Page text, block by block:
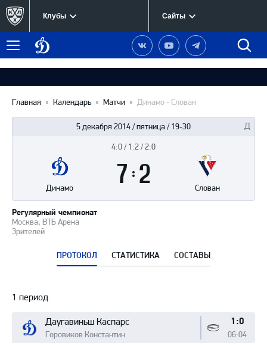
Клубы Сайты
Меню
Динамо
Москва
Наша
группа
Вконтакте
Наш
канал
YouTube
Наш
канал
Telegram
Главная Календарь Матчи Динамо - Слован
5 декабря 2014 / пятница / 19-30
Москва, ВТБ Арена
Зрителей
Регулярный чемпионат
матча
4:0 / 1:2 / 2:0
Динамо Слован
ПРОТОКОЛ СТАТИСТИКА СОСТАВЫ
Протокол
1 период
Даугавиньш Каспарс
Горовиков Константин
1:0
06:04